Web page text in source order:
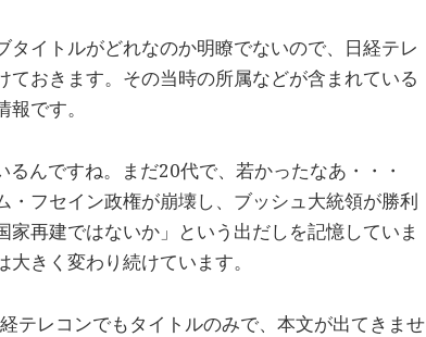
タイトルがどれなのか明瞭でないので、日経テレ
ておきます。その当時の所属などが含まれている
です。
んですね。まだ20代で、若かったなあ・・・
・フセイン政権が崩壊し、ブッシュ大統領が勝利
家再建ではないか」という出だしを記憶していま
きく変わり続けています。
テレコンでもタイトルのみで、本文が出てきませ